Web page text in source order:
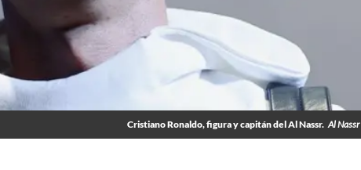
Cristiano Ronaldo, figura y capitán del Al Nassr. Al